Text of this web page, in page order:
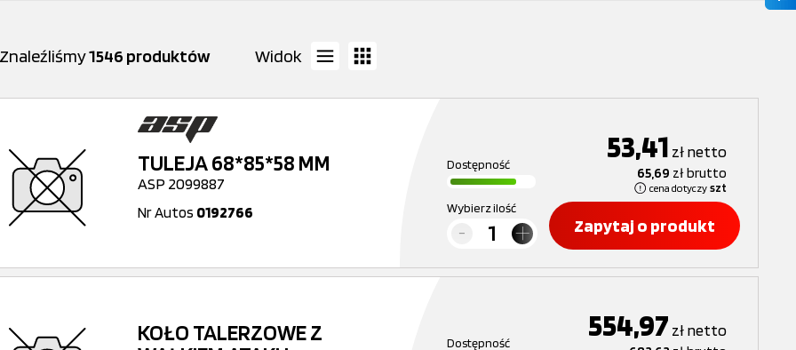
Znaleźliśmy1546 produktów Widok
TULEJA 68*85*58 MM
ASP 2099887
Nr Autos 0192766
Dostępność 53,41 złnetto
65,69 złbrutto
cena dotyczy szt
Wybierz ilość
Zapytaj o produkt
KOŁO TALERZOWE Z
Dostępność 554,97 złnetto